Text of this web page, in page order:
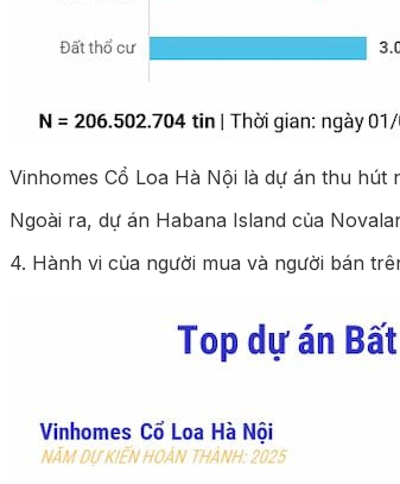
Vinhomes Cổ Loa Hà Nội là dự án thu
Ngoài ra, dự án Habana Island của
4. Hành vi của người mua và người bán